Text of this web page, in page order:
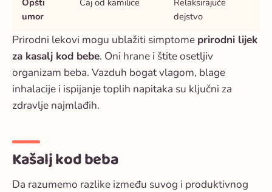
Opšti
umor
Čaj od kamilice
Relaksirajuće
dejstvo
Prirodni lekovi mogu ublažiti simptome prirodni lijek
za kasalj kod bebe. Oni hrane i štite osetljiv
organizam beba. Vazduh bogat vlagom, blage
inhalacije i ispijanje toplih napitaka su ključni za
zdravlje najmlađih.
Kašalj kod beba
Da razumemo razlike između suvog i produktivnog